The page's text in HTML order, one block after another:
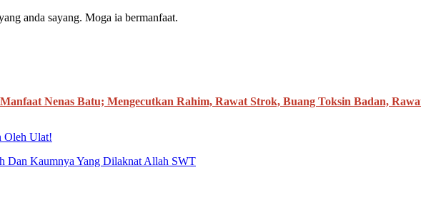
anda sayang. Moga ia bermanfaat.
Nenas Batu; Mengecutkan Rahim, Rawat Strok, Buang Toksin Badan,
Oleh Ulat!
Dan Kaumnya Yang Dilaknat Allah SWT